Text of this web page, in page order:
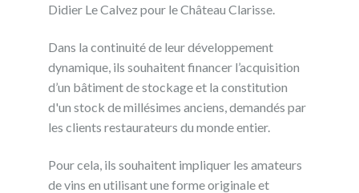
Didier Le Calvez pour le Château Clarisse.
Dans la continuité de leur développement
dynamique, ils souhaitent financer l’acquisition
d’un bâtiment de stockage et la constitution
d'un stock de millésimes anciens, demandés par
les clients restaurateurs du monde entier.
Pour cela, ils souhaitent impliquer les amateurs
de vins en utilisant une forme originale et